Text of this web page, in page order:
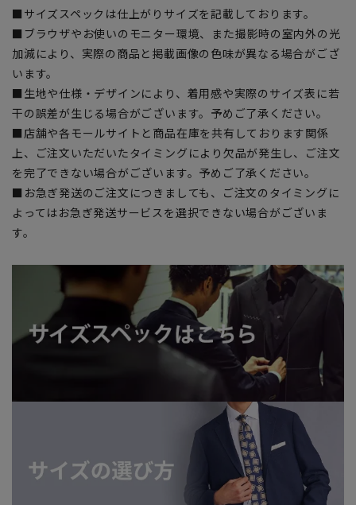
■サイズスペックは仕上がりサイズを記載しております。
■ブラウザやお使いのモニター環境、また撮影時の室内外の光
加減により、実際の商品と掲載画像の色味が異なる場合がござ
います。
■生地や仕様・デザインにより、着用感や実際のサイズ表に若
干の誤差が生じる場合がございます。予めご了承ください。
■店舗や各モールサイトと商品在庫を共有しております関係
上、ご注文いただいたタイミングにより欠品が発生し、ご注文
を完了できない場合がございます。予めご了承ください。
■お急ぎ発送のご注文につきましても、ご注文のタイミングに
よってはお急ぎ発送サービスを選択できない場合がございま
す。